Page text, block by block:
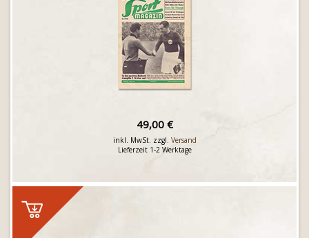
49,00 €
inkl. MwSt. zzgl. Versand
Lieferzeit 1-2 Werktage